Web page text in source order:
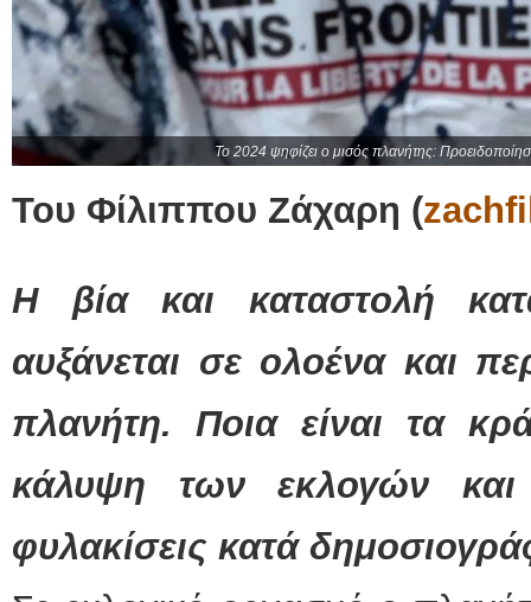
Το 2024 ψηφίζει ο μισός πλανήτης:
Του Φίλιππου Ζάχαρη (
Η βία και καταστολή
αυξάνεται σε ολοένα και
πλανήτη. Ποια είναι τα
κάλυψη των εκλογών και
φυλακίσεις κατά